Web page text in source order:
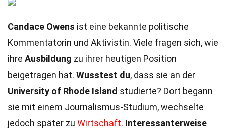
Candace Owens ist eine bekannte politische
Kommentatorin und Aktivistin. Viele fragen sich, wie
ihre Ausbildung zu ihrer heutigen Position
beigetragen hat. Wusstest du, dass sie an der
University of Rhode Island studierte? Dort begann
sie mit einem Journalismus-Studium, wechselte
jedoch später zu Wirtschaft. Interessanterweise